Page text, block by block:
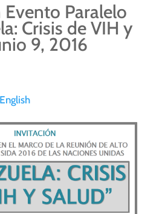
Paralelo
Crisis de VIH y
9, 2016
English